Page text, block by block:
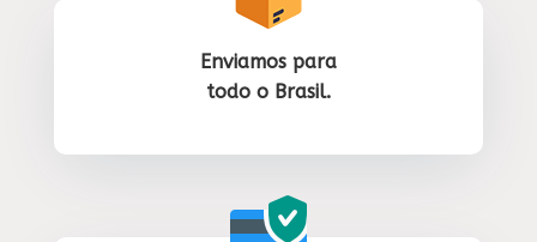
Enviamos para
todo o Brasil.